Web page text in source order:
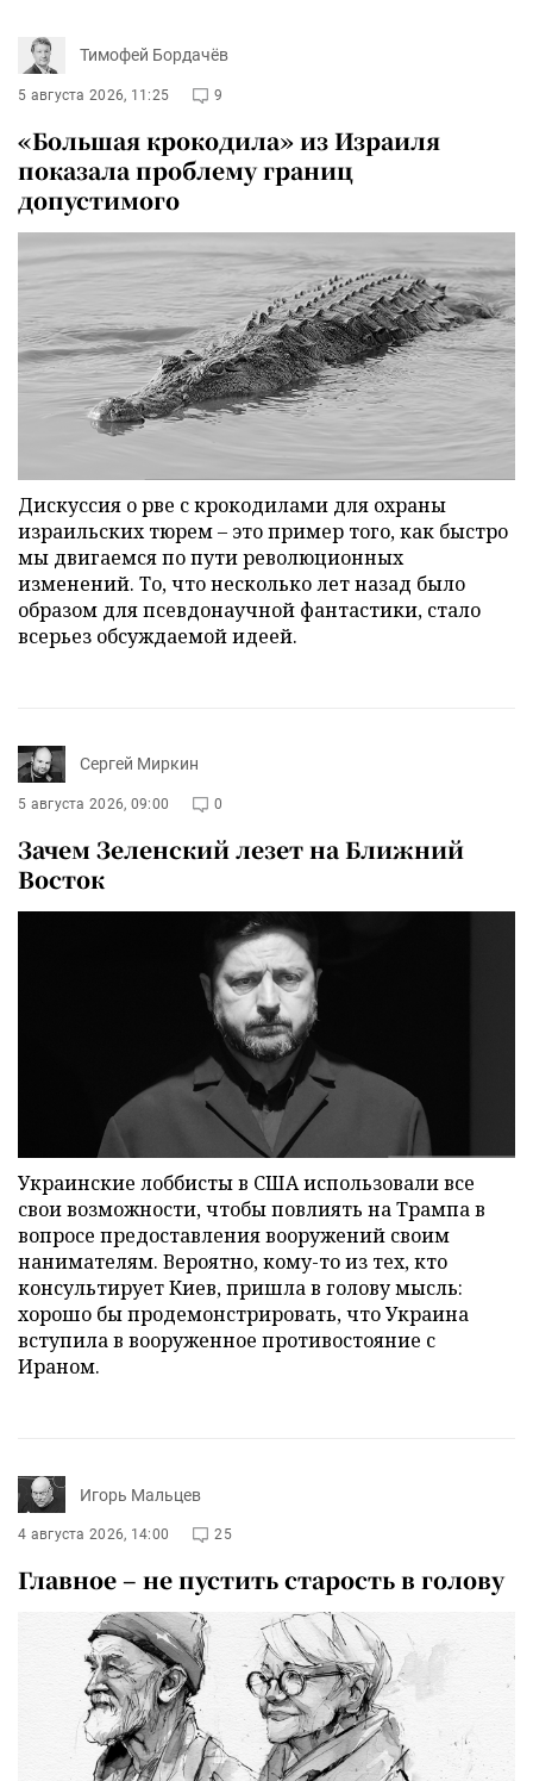
Тимофей Бордачёв
5 августа 2026, 11:25 9
«Большая крокодила» из Израиля
показала проблему границ
допустимого
Дискуссия о рве с крокодилами для охраны
израильских тюрем – это пример того, как быстро
мы двигаемся по пути революционных
изменений. То, что несколько лет назад было
образом для псевдонаучной фантастики, стало
всерьез обсуждаемой идеей.
Сергей Миркин
5 августа 2026, 09:00 0
Зачем Зеленский лезет на Ближний
Восток
Украинские лоббисты в США использовали все
свои возможности, чтобы повлиять на Трампа в
вопросе предоставления вооружений своим
нанимателям. Вероятно, кому-то из тех, кто
консультирует Киев, пришла в голову мысль:
хорошо бы продемонстрировать, что Украина
вступила в вооруженное противостояние с
Ираном.
Игорь Мальцев
4 августа 2026, 14:00 25
Главное – не пустить старость в голову